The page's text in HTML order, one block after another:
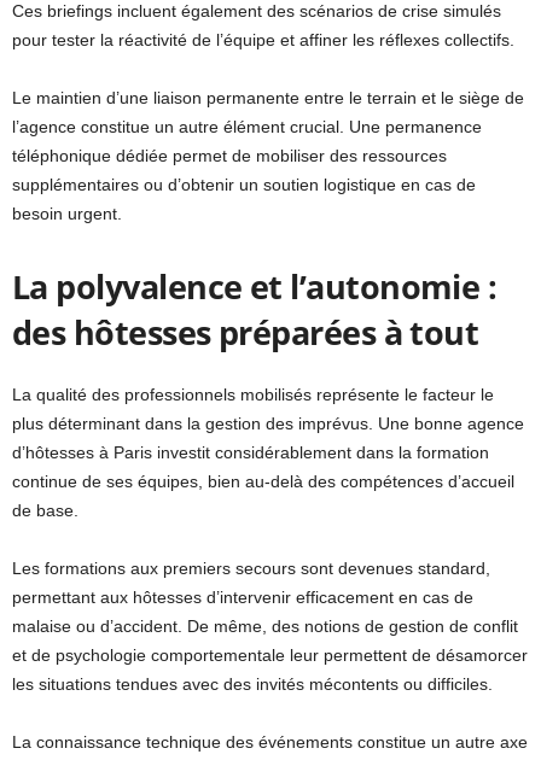
Ces briefings incluent également des scénarios de crise simulés
pour tester la réactivité de l’équipe et affiner les réflexes collectifs.
Le maintien d’une liaison permanente entre le terrain et le siège de
l’agence constitue un autre élément crucial. Une permanence
téléphonique dédiée permet de mobiliser des ressources
supplémentaires ou d’obtenir un soutien logistique en cas de
besoin urgent.
La polyvalence et l’autonomie :
des hôtesses préparées à tout
La qualité des professionnels mobilisés représente le facteur le
plus déterminant dans la gestion des imprévus. Une bonne agence
d’hôtesses à Paris investit considérablement dans la formation
continue de ses équipes, bien au-delà des compétences d’accueil
de base.
Les formations aux premiers secours sont devenues standard,
permettant aux hôtesses d’intervenir efficacement en cas de
malaise ou d’accident. De même, des notions de gestion de conflit
et de psychologie comportementale leur permettent de désamorcer
les situations tendues avec des invités mécontents ou difficiles.
La connaissance technique des événements constitue un autre axe